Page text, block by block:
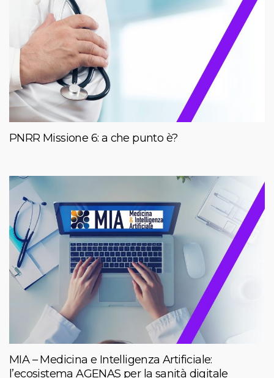
PNRR Missione 6: a che punto è?
MIA – Medicina e Intelligenza Artificiale:
l’ecosistema AGENAS per la sanità digitale